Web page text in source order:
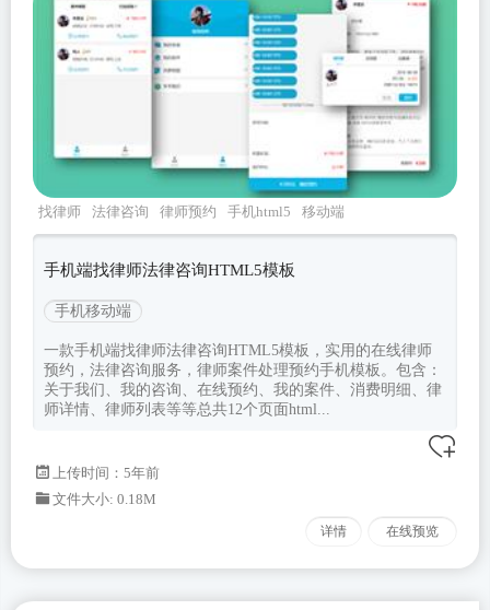
找律师 法律咨询 律师预约 手机html5 移动端
手机端找律师法律咨询HTML5模板
手机移动端
一款手机端找律师法律咨询HTML5模板，实用的在线律师
预约，法律咨询服务，律师案件处理预约手机模板。包含：
关于我们、我的咨询、在线预约、我的案件、消费明细、律
师详情、律师列表等等总共12个页面html...
上传时间：5年前
文件大小: 0.18M
详情 在线预览